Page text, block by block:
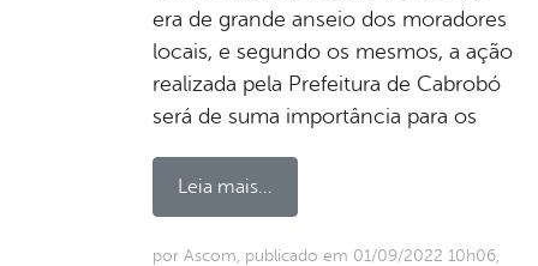
era de grande anseio dos moradores
locais, e segundo os mesmos, a ação
realizada pela Prefeitura de Cabrobó
será de suma importância para os
Leia mais...
por Ascom, publicado em 01/09/2022 10h06,